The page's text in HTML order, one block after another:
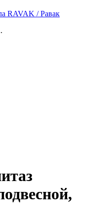
RAVAK / Равак